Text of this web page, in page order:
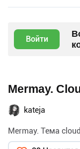
Войти
Mermay.
kateja
Mermay. Тема